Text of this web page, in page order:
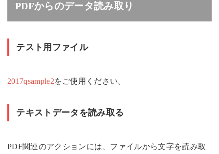
PDFからのデータ読み取り
テスト用ファイル
2017qsample2をご使用ください。
テキストデータを読み取る
PDF関連のアクションには、ファイルから文字を読み取